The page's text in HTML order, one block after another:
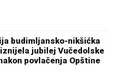
budimljansko-nikšićka
jubilej Vučedolske
povlačenja Opštine